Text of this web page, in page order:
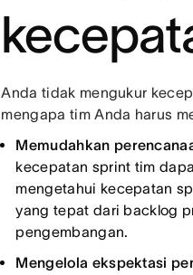
Anda tidak mengukur
mengapa tim Anda harus
Memudahkan
kecepatan sprint tim
mengetahui kecepatan
yang tepat dari backlog
pengembangan.
Mengelola ekspektasi